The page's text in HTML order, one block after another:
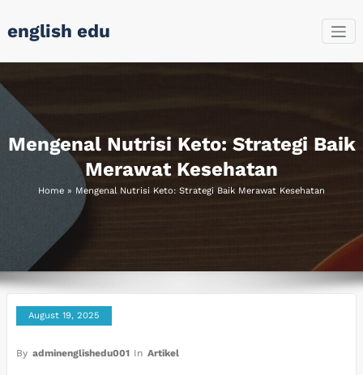
content
english edu
Mengenal Nutrisi Keto: Strategi Baik
Merawat Kesehatan
Home » Mengenal Nutrisi Keto: Strategi Baik Merawat Kesehatan
August 19, 2025
By adminenglishedu001 In Artikel